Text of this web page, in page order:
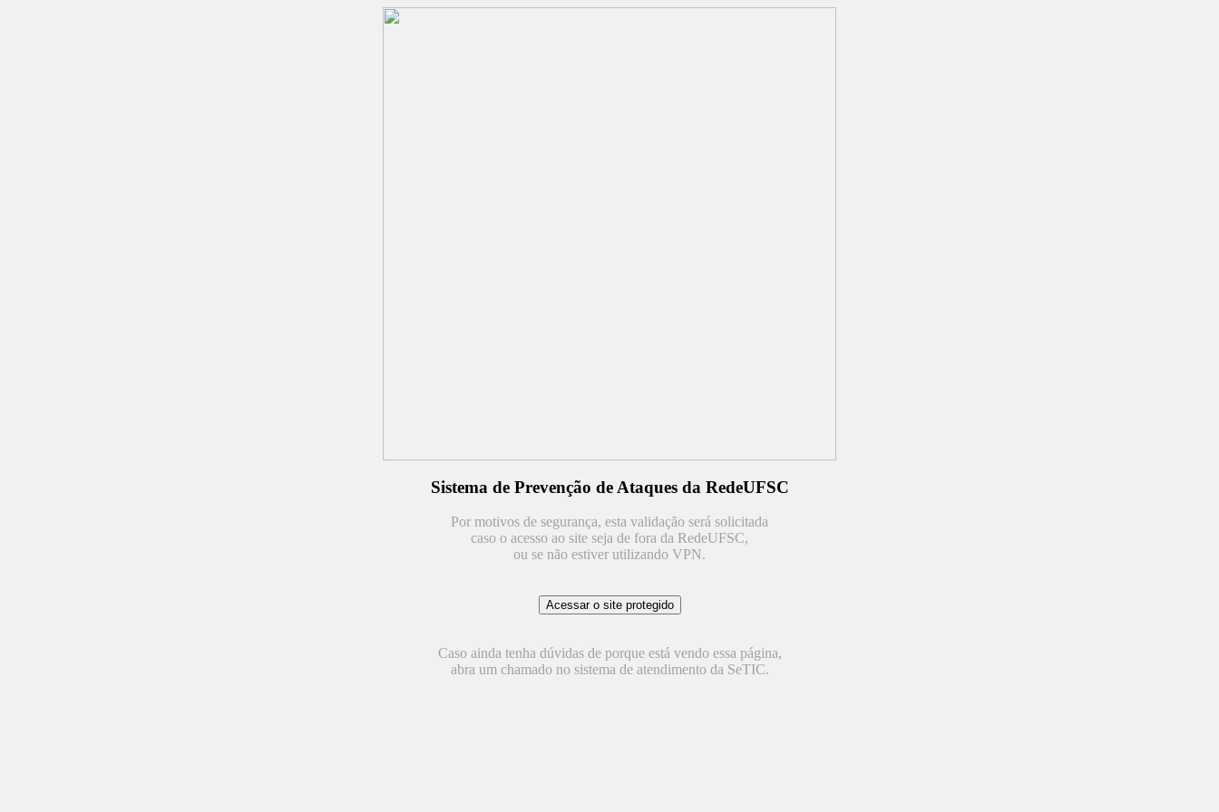
Sistema de Prevenção de Ataques da RedeUFSC
Por motivos de segurança, esta validação será solicitada
caso o acesso ao site seja de fora da RedeUFSC,
ou se não estiver utilizando VPN.
Caso ainda tenha dúvidas de porque está vendo essa página,
abra um chamado no sistema de atendimento da SeTIC.